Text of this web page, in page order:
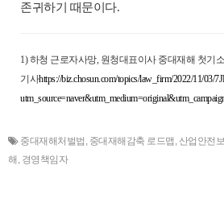
존귀하기 때문이다.
1)하청 근로자사망, 원청대표이사 중대재해 첫기소
기사https://biz.chosun.com/topics/law_firm/2022/11/
중대재해처벌법 , 중대재해감축 로드맵 , 산업안전
해 , 경영책임자